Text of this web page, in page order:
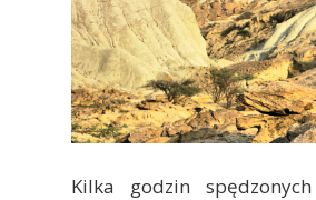
Kilka godzin